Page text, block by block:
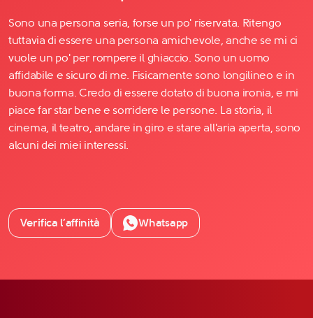
Sono una persona seria, forse un po' riservata. Ritengo
tuttavia di essere una persona amichevole, anche se mi ci
vuole un po' per rompere il ghiaccio. Sono un uomo
affidabile e sicuro di me. Fisicamente sono longilineo e in
buona forma. Credo di essere dotato di buona ironia, e mi
piace far star bene e sorridere le persone. La storia, il
cinema, il teatro, andare in giro e stare all'aria aperta, sono
alcuni dei miei interessi.
Verifica l’affinità Whatsapp